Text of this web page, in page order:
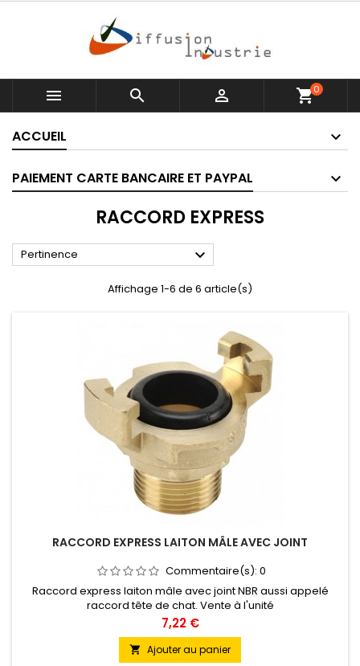
   shopping_cart0
ACCUEIL
PAIEMENT CARTE BANCAIRE ET PAYPAL
RACCORD EXPRESS
Pertinence 
Affichage 1-6 de 6 article(s)
RACCORD EXPRESS LAITON MÂLE AVEC JOINT
Commentaire(s): 0
Raccord express laiton mâle avec joint NBR aussi appelé
raccord tête de chat. Vente à l'unité
Prix
7,22 €
 Ajouter au panier